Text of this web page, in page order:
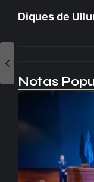
Diques de
Notas